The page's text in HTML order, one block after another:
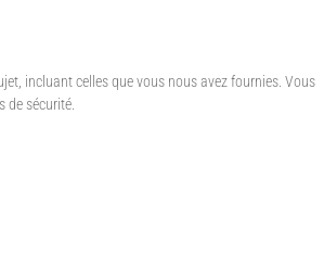
incluant celles que vous nous avez fournies. Vous
de sécurité.